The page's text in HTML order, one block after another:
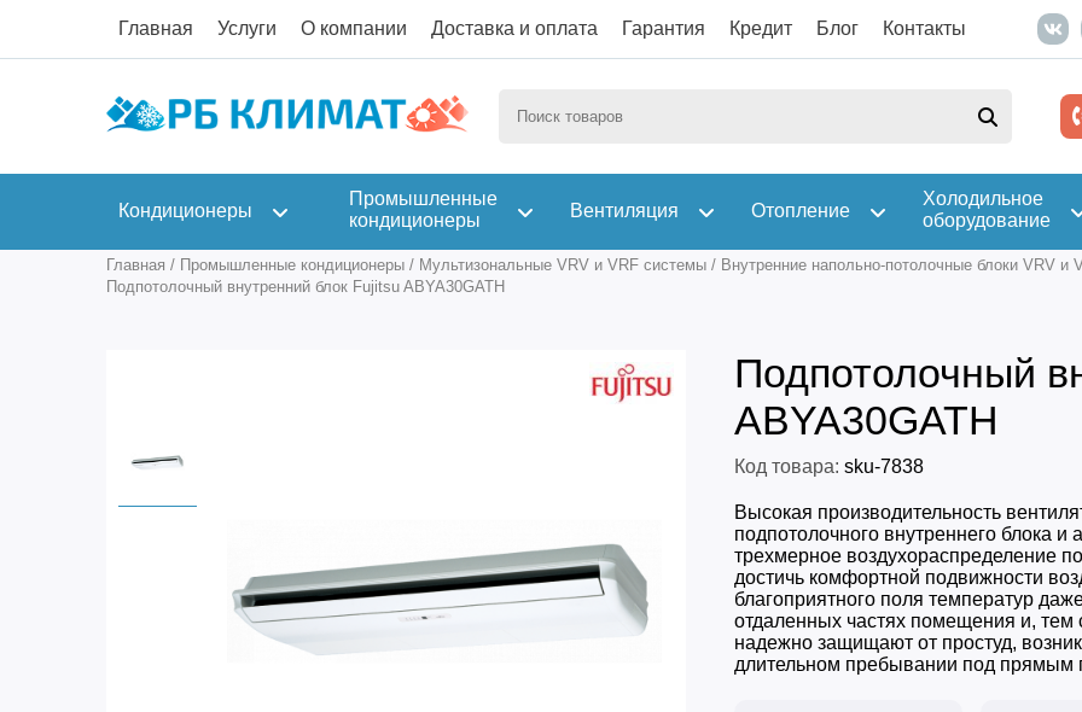
Главная Услуги О компании Доставка и оплата Гарантия Кредит Блог Контакты
Кондиционеры
Промышленные
кондиционеры
Вентиляция Отопление
Холодильное
оборудование
Главная / Промышленные кондиционеры / Мультизональные VRV и VRF системы / Внутренние напольно-потолочные блоки VRV и
Подпотолочный внутренний блок Fujitsu ABYA30GATH
Подпотолочный
ABYA30GATH
Код товара: sku-7838
Высокая производительность
подпотолочного внутреннего блока и
трехмерное воздухораспределение
достичь комфортной подвижности
благоприятного поля температур
отдаленных частях помещения и,
надежно защищают от простуд,
длительном пребывании под прямым